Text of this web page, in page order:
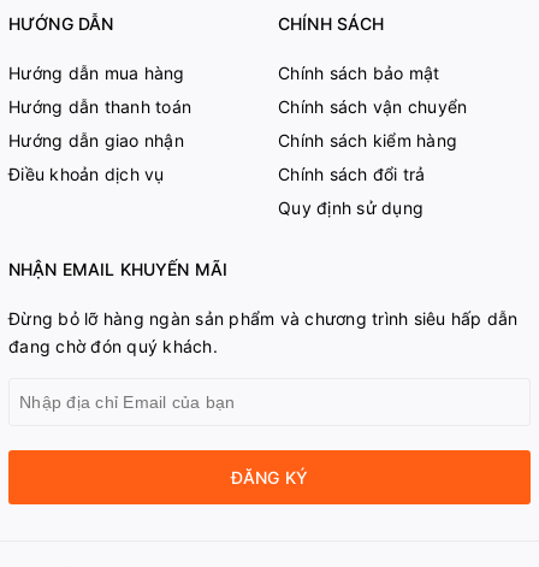
HƯỚNG DẪN
Hướng dẫn mua hàng
Hướng dẫn thanh toán
Hướng dẫn giao nhận
Điều khoản dịch vụ
CHÍNH SÁCH
Chính sách bảo mật
Chính sách vận chuyển
Chính sách kiểm hàng
Chính sách đổi trả
Quy định sử dụng
NHẬN EMAIL KHUYẾN MÃI
Đừng bỏ lỡ hàng ngàn sản phẩm và chương trình siêu hấp dẫn
đang chờ đón quý khách.
ĐĂNG KÝ